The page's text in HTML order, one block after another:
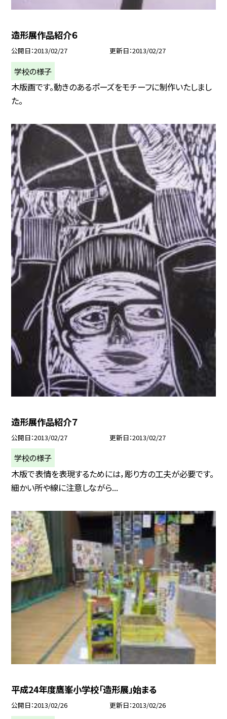
造形展作品紹介６
公開日 2013/02/27 更新日 2013/02/27
学校の様子
木版画です。動きのあるポーズをモチーフに制作いたしまし
た。
造形展作品紹介７
公開日 2013/02/27 更新日 2013/02/27
学校の様子
木版で表情を表現するためには，彫り方の工夫が必要です。
細かい所や線に注意しながら...
平成24年度鷹峯小学校「造形展」始まる
公開日 2013/02/26 更新日 2013/02/26